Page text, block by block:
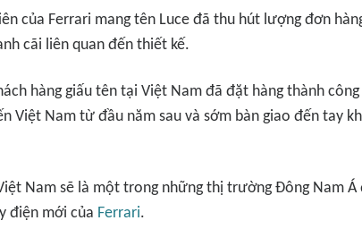
của Ferrari mang tên Luce đã thu hút lượng đơn
cãi liên quan đến thiết kế.
hàng giấu tên tại Việt Nam đã đặt hàng thành công
Việt Nam từ đầu năm sau và sớm bàn giao đến tay
Nam sẽ là một trong những thị trường Đông Nam Á
điện mới của Ferrari.